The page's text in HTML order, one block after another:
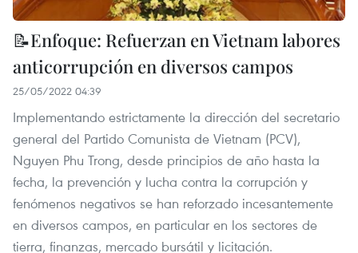
📝Enfoque: Refuerzan en Vietnam labores
anticorrupción en diversos campos
25/05/2022 04:39
Implementando estrictamente la dirección del secretario
general del Partido Comunista de Vietnam (PCV),
Nguyen Phu Trong, desde principios de año hasta la
fecha, la prevención y lucha contra la corrupción y
fenómenos negativos se han reforzado incesantemente
en diversos campos, en particular en los sectores de
tierra, finanzas, mercado bursátil y licitación.